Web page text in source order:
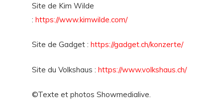
Site de Kim Wilde
:https://www.kimwilde.com/
Site de Gadget :https://gadget.ch/konzerte/
Site du Volkshaus :https://www.volkshaus.ch/
©Texte et photos Showmedialive.